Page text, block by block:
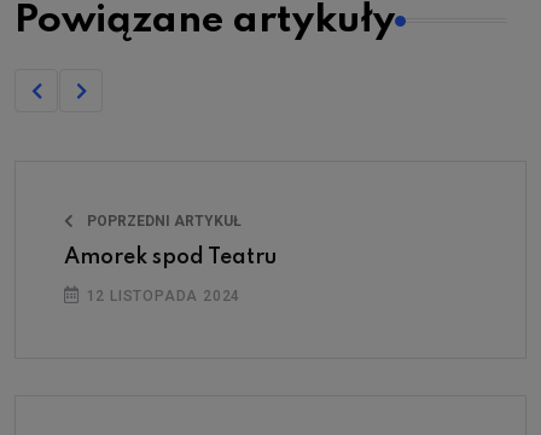
Powiązane artykuły
POPRZEDNI ARTYKUŁ
Amorek spod Teatru
12 LISTOPADA 2024